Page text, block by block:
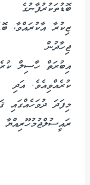
ބޮޑުތަކުރުފާނުގެ
ޒިކުރާ އާކުރައްވާ،
ޖިހާދުން
އިބުރަތް ހާސިލް
ކުރެއްވިއެވެ. އަދި
މިފަދަ ދުވަހެއްގައި
ރައީސުލްޖުމުހޫރިއްޔާ